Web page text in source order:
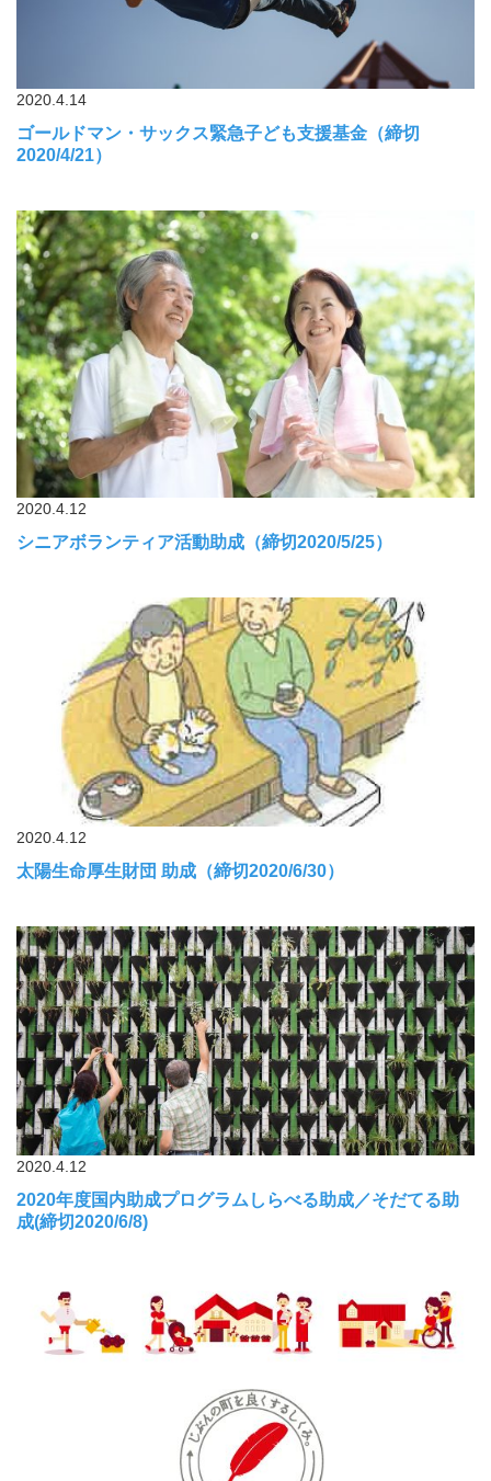
2020.4.14
ゴールドマン・サックス緊急子ども支援基金（締切
2020/4/21）
2020.4.12
シニアボランティア活動助成（締切2020/5/25）
2020.4.12
太陽生命厚生財団 助成（締切2020/6/30）
2020.4.12
2020年度国内助成プログラムしらべる助成／そだてる助
成(締切2020/6/8)